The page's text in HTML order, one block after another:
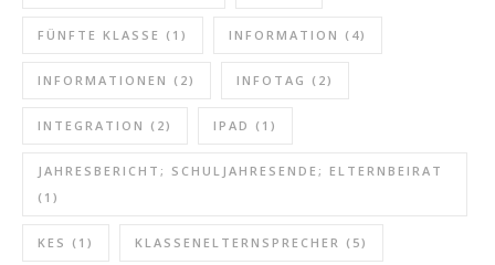
FÜNFTE KLASSE (1) INFORMATION (4)
INFORMATIONEN (2) INFOTAG (2)
INTEGRATION (2) IPAD (1)
JAHRESBERICHT; SCHULJAHRESENDE; ELTERNBEIRAT
(1)
KES (1) KLASSENELTERNSPRECHER (5)